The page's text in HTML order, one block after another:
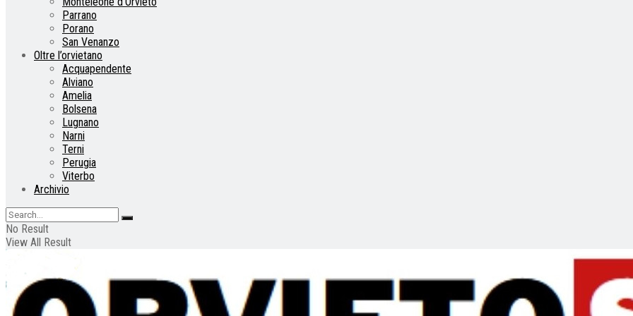
Parrano
Porano
San Venanzo
Oltre l’orvietano
Acquapendente
Alviano
Amelia
Bolsena
Lugnano
Narni
Terni
Perugia
Viterbo
Archivio
No Result
View All Result